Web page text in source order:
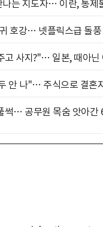
나는 지도자… 이란, 통제
호강… 넷플릭스급 돌풍
고 사지?"… 일본, 때아닌
안 나"… 주식으로 결혼
썩… 공무원 목숨 앗아간